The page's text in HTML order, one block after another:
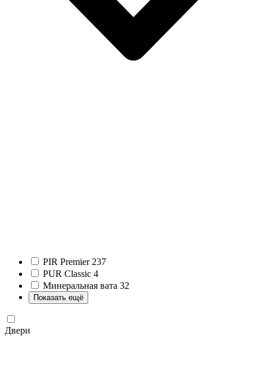
PIR Premier 237
PUR Classic 4
Минеральная вата 32
Показать ещё
Двери